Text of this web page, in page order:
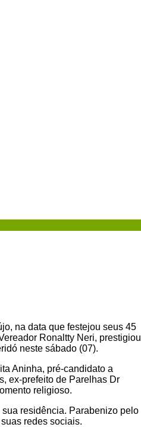
na data que festejou seus 45
Ronaltty Neri, prestigiou
neste sábado (07).
Aninha, pré-candidato a
ex-prefeito de Parelhas Dr
religioso.
residência. Parabenizo pelo
redes sociais.